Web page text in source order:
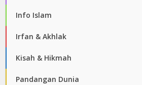
Info Islam
Irfan & Akhlak
Kisah & Hikmah
Pandangan Dunia